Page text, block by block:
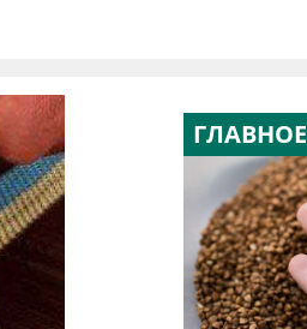
ГЛАВНОЕ